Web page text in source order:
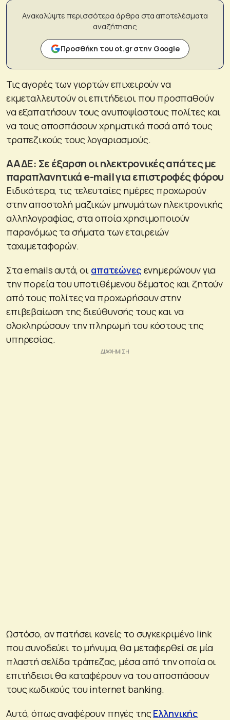
Ανακαλύψτε περισσότερα άρθρα στα αποτελέσματα
αναζήτησης
Προσθήκη του ot.gr στην Google
Τις αγορές των γιορτών επιχειρούν να
εκμεταλλευτούν οι επιτήδειοι που προσπαθούν
να εξαπατήσουν τους ανυποψίαστους πολίτες και
να τους αποσπάσουν χρηματικά ποσά από τους
τραπεζικούς τους λογαριασμούς.
ΑΑΔΕ: Σε έξαρση οι ηλεκτρονικές απάτες με
παραπλανητικά e-mail για επιστροφές φόρου
Ειδικότερα, τις τελευταίες ημέρες προχωρούν
στην αποστολή μαζικών μηνυμάτων ηλεκτρονικής
αλληλογραφίας, στα οποία χρησιμοποιούν
παρανόμως τα σήματα των εταιρειών
ταχυμεταφορών.
Στα emails αυτά, οι απατεώνες ενημερώνουν για
την πορεία του υποτιθέμενου δέματος και ζητούν
από τους πολίτες να προχωρήσουν στην
επιβεβαίωση της διεύθυνσής τους και να
ολοκληρώσουν την πληρωμή του κόστους της
υπηρεσίας.
Ωστόσο, αν πατήσει κανείς το συγκεκριμένο link
που συνοδεύει το μήνυμα, θα μεταφερθεί σε μία
πλαστή σελίδα τράπεζας, μέσα από την οποία οι
επιτήδειοι θα καταφέρουν να του αποσπάσουν
τους κωδικούς του internet banking.
Αυτό, όπως αναφέρουν πηγές τηςΕλληνικής